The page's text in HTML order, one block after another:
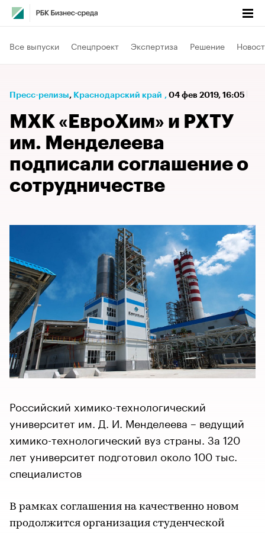
Все выпуски Спецпроект Экспертиза Решение
Пресс-релизы⁠, Краснодарский край , 04 фев 2019, 16:05
МХК «ЕвроХим» и РХТУ
им. Менделеева
подписали соглашение о
сотрудничестве
Российский химико-технологический
университет им. Д. И. Менделеева – ведущий
химико-технологический вуз страны. За 120
лет университет подготовил около 100 тыс.
специалистов
В рамках соглашения на качественно новом
продолжится организация студенческой